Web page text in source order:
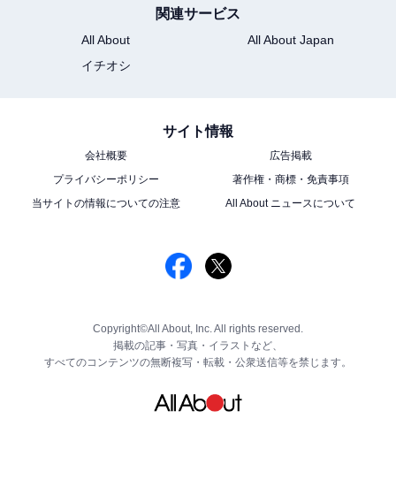
関連サービス
All About
All About Japan
イチオシ
サイト情報
会社概要
広告掲載
プライバシーポリシー
著作権・商標・免責事項
当サイトの情報についての注意
All About ニュースについて
Copyright©All About, Inc. All rights reserved.
掲載の記事・写真・イラストなど、
すべてのコンテンツの無断複写・転載・公衆送信等を禁じます。